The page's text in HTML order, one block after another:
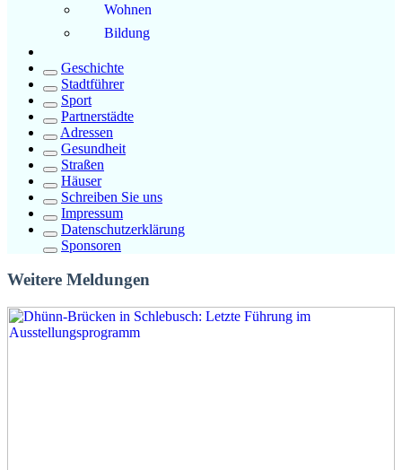
Wohnen
Bildung
Geschichte
Stadtführer
Sport
Partnerstädte
Adressen
Gesundheit
Straßen
Häuser
Schreiben Sie uns
Impressum
Datenschutzerklärung
Sponsoren
Weitere Meldungen